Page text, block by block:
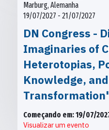
Marburg, Alemanha
19/07/2027 - 21/07/2027
DN Congress -
Imaginaries of
Heterotopias,
Knowledge,
Começando em: 19/07/
Visualizar um evento